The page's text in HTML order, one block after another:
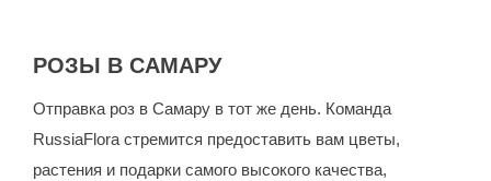
РОЗЫ В САМАРУ
Отправка роз в Самару в тот же день. Команда
RussiaFlora стремится предоставить вам цветы,
растения и подарки самого высокого качества,